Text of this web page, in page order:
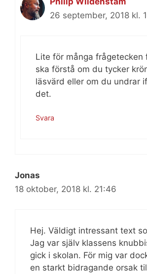
26 september, 2018 kl.
Lite för många frågetecken
ska förstå om du tycker
läsvärd eller om du undrar
det.
Svara
Jonas
18 oktober, 2018 kl. 21:46
Hej. Väldigt intressant text
Jag var själv klassens
gick i skolan. För mig var
en starkt bidragande orsak